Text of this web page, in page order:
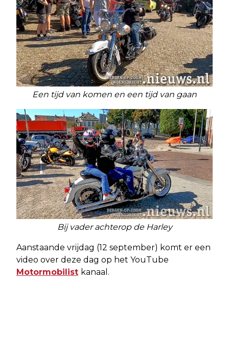
Een tijd van komen en een tijd van gaan
Bij vader achterop de Harley
Aanstaande vrijdag (12 september) komt er een
video over deze dag op het YouTube
Motormobilist kanaal.